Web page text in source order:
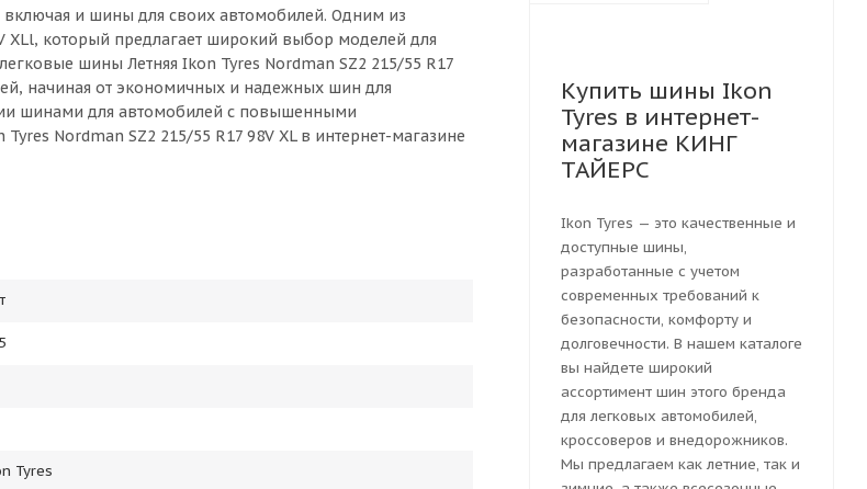
и шины для своих автомобилей. Одним из
XLl, который предлагает широкий выбор моделей для
шины Летняя Ikon Tyres Nordman SZ2 215/55 R17
начиная от экономичных и надежных шин для
шинами для автомобилей с повышенными
Nordman SZ2 215/55 R17 98V XL в интернет-магазине
Tyres
Купить шины Ikon
Tyres в интернет-
магазине КИНГ
ТАЙЕРС
Ikon Tyres — это качественные и
доступные шины,
разработанные с учетом
современных требований к
безопасности, комфорту и
долговечности. В нашем каталоге
вы найдете широкий
ассортимент шин этого бренда
для легковых автомобилей,
кроссоверов и внедорожников.
Мы предлагаем как летние, так и